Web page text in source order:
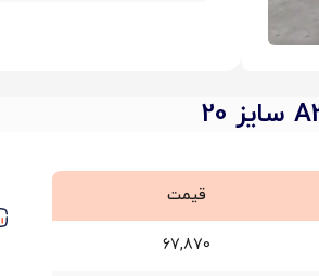
قیمت
67,870